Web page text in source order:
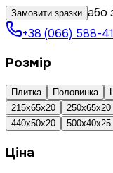
Замовити зразки або
+38 (066) 588-
Розмір
Плитка Половинка
215x65x20
250x65x20
440x50x20
500x40x25
Ціна